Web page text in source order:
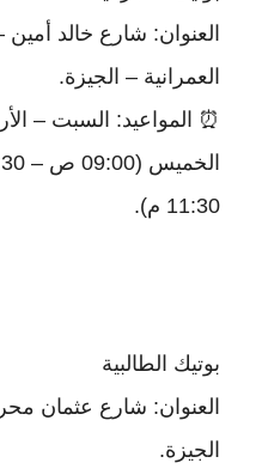
العنوان: شارع خالد
العمرانية – الجيزة.
11:30 م).
بوتيك الطالبية
العنوان: شارع عثمان
الجيزة.